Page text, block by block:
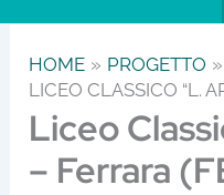
HOME PROGETTO
LICEO CLASSICO “L.
Liceo
– Ferrara